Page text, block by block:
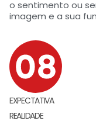
o sentimento ou
imagem e a sua
EXPECTATIVA
REALIDADE